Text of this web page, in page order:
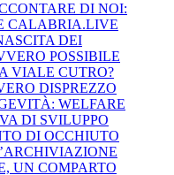
DI NOI:
CALABRIA.LIVE
DEI
POSSIBILE
VIALE CUTRO?
DISPREZZO
WELFARE
DI SVILUPPO
DI OCCHIUTO
UN COMPARTO